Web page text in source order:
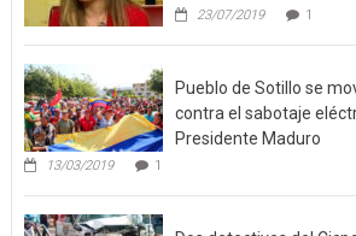
23/07/2019 1
Pueblo de Sotillo se
contra el sabotaje
Presidente Maduro
13/03/2019 1